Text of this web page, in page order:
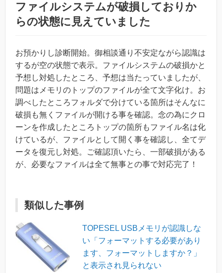
ファイルシステムが破損しておりか
らの状態に見えていました
お預かりし診断開始。御相談通り不安定ながら認識は
するが空の状態で表示。ファイルシステムの破損かと
予想し対処したところ、予想は当たっていましたが、
問題はメモリのトップのファイルが全て文字化け。お
調べしたところフォルダで分けている箇所はそんなに
破損も無くファイルが開ける事を確認。念の為にクロ
ーンを作成したところトップの箇所もファイル名は化
けているが、ファイルとして開く事を確認し、全てデ
ータを復元し対処。ご確認頂いたら、一部破損がある
が、必要なファイルは全て無事との事で対応完了！
類似した事例
TOPESEL USBメモリが認識しな
い「フォーマットする必要があり
ます、フォーマットしますか？」
と表示され見られない